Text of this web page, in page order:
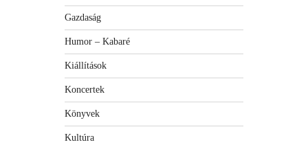
Gazdaság
Humor – Kabaré
Kiállítások
Koncertek
Könyvek
Kultúra